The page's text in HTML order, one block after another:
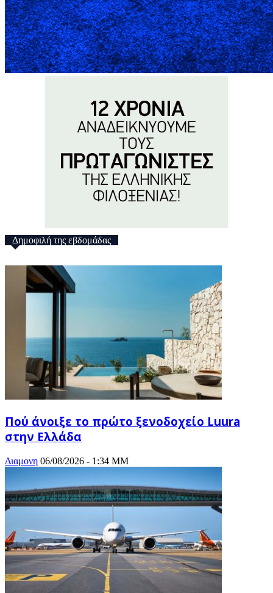
Δημοφιλή της εβδομάδας
Πού άνοιξε το πρώτο ξενοδοχείο Luura
στην Ελλάδα
Διαμονη 06/08/2026 - 1:34 ΜΜ